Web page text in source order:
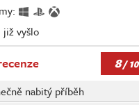
již vyšlo
8/ 10
nabitý příběh